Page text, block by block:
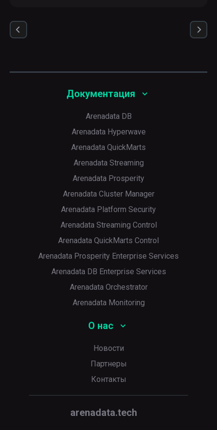
Документация
Arenadata DB
Arenadata Hyperwave
Arenadata QuickMarts
Arenadata Streaming
Arenadata Prosperity
Arenadata Cluster Manager
Arenadata Platform Security
Arenadata Streaming Control
Arenadata QuickMarts Control
Arenadata Prosperity Enterprise Services
Arenadata DB Enterprise Services
Arenadata Orchestrator
Arenadata Monitoring
О нас
Новости
Партнеры
Контакты
arenadata.tech